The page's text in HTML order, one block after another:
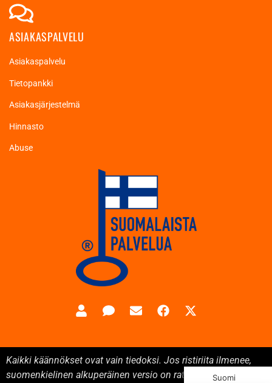
ASIAKASPALVELU
Asiakaspalvelu
Tietopankki
Asiakasjärjestelmä
Hinnasto
Abuse
Kaikki käännökset ovat vain tiedoksi. Jos ristiriita ilmenee,
suomenkielinen alkuperäinen versio on ratkaiseva.Suomi